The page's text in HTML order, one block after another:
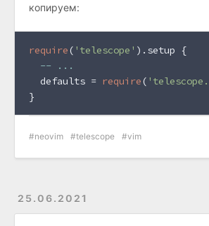
копируем:
require( 'telescope' ).setup {
-- ...
  defaults =
require(
}
neovim telescope vim
25.06.2021